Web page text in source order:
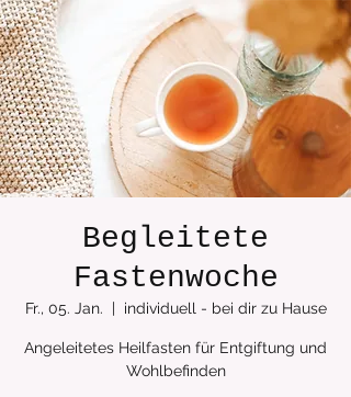
Begleitete
Fastenwoche
Fr., 05. Jan.
  |
individuell - bei dir zu Hause
Angeleitetes Heilfasten für Entgiftung und
Wohlbefinden